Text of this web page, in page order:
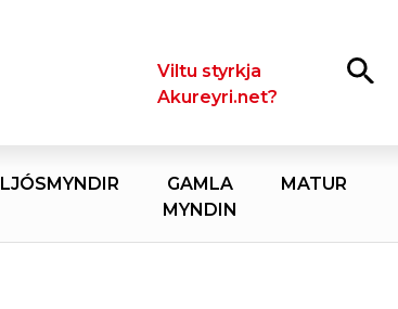
LeitaViltu styrkja
Akureyri.net?
LJÓSMYNDIR
GAMLA
MYNDIN
MATUR